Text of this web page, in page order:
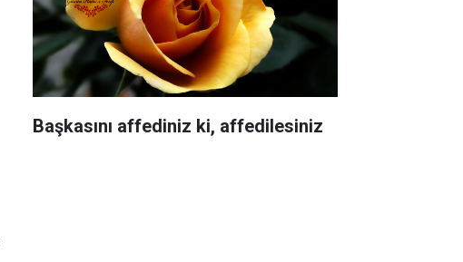
Başkasını affediniz ki, affedilesiniz